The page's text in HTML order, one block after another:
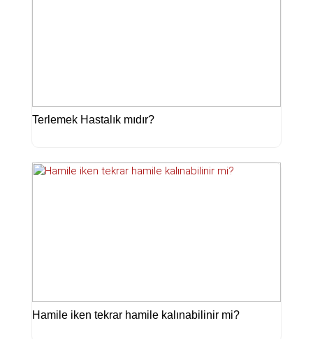
Terlemek Hastalık mıdır?
Hamile iken tekrar hamile kalınabilinir mi?